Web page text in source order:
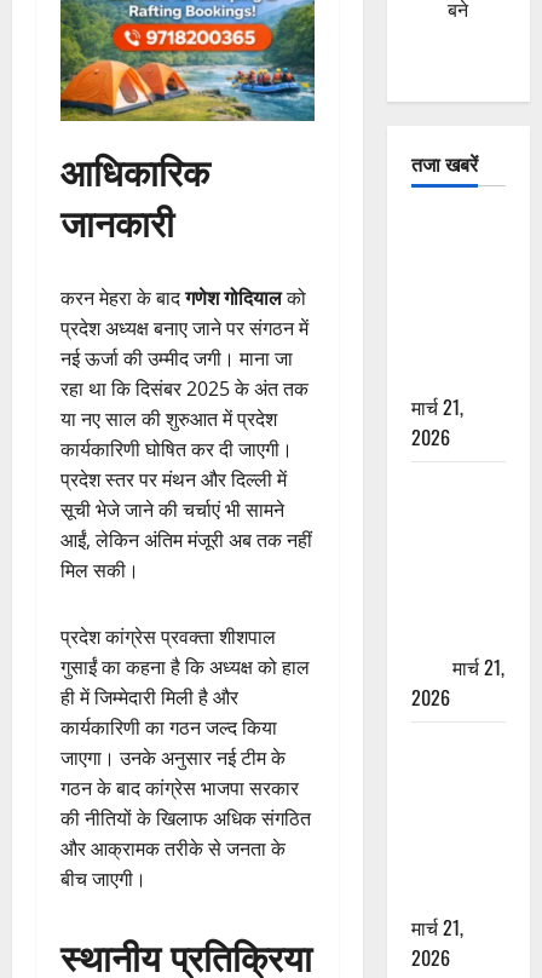
आधिकारिक
जानकारी
करन मेहरा के बादगणेश गोदियालको
प्रदेश अध्यक्ष बनाए जाने पर संगठन में
नई ऊर्जा की उम्मीद जगी। माना जा
रहा था कि दिसंबर 2025 के अंत तक
या नए साल की शुरुआत में प्रदेश
कार्यकारिणी घोषित कर दी जाएगी।
प्रदेश स्तर पर मंथन और दिल्ली में
सूची भेजे जाने की चर्चाएं भी सामने
आईं, लेकिन अंतिम मंजूरी अब तक नहीं
मिल सकी।
प्रदेश कांग्रेस प्रवक्ता शीशपाल
गुसाईं का कहना है कि अध्यक्ष को हाल
ही में जिम्मेदारी मिली है और
कार्यकारिणी का गठन जल्द किया
जाएगा। उनके अनुसार नई टीम के
गठन के बाद कांग्रेस भाजपा सरकार
की नीतियों के खिलाफ अधिक संगठित
और आक्रामक तरीके से जनता के
बीच जाएगी।
स्थानीय प्रतिक्रिया
बने
तजा खबरें
मार्च 21,
2026
मार्च 21,
2026
मार्च 21,
2026